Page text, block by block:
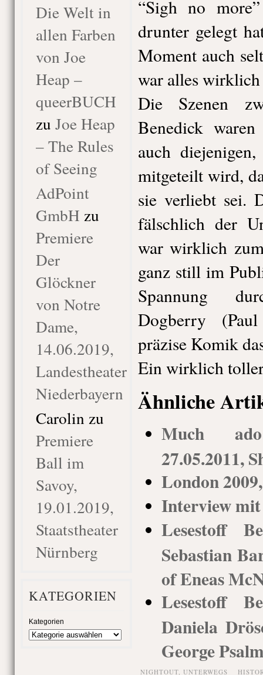
Die Welt in
allen Farben
von Joe
Heap –
queerBUCH
zu Joe Heap
– The Rules
of Seeing
AdPoint
GmbH zu
Premiere
Der
Glöckner
von Notre
Dame,
14.06.2019,
Landestheater
Niederbayern
Carolin zu
Premiere
Ball im
Savoy,
19.01.2019,
Staatstheater
Nürnberg
KATEGORIEN
Kategorien
“Sigh no
drunter gelegt
Moment auch
war alles wirklich
Die Szenen
Benedick
auch
mitgeteilt wird,
sie verliebt sei.
fälschlich der
war wirklich
ganz still im
Spannung
Dogberry
präzise Komik
Ein wirklich
Ähnliche
Much
27.05.2011,
London
Interview
Lesestoff
Sebastian
of Eneas
Lesestoff
Daniela
George
NIGHTOUT, UNTERWEGS